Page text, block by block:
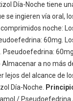
Día-Noche tiene
se ingieren vía oral,
noche:
60mg.
60mg.
Almacenar a no más
lejos del alcance de
Día-Noche.
/ Pseudoefedrina
través de
para
están
dispuestas